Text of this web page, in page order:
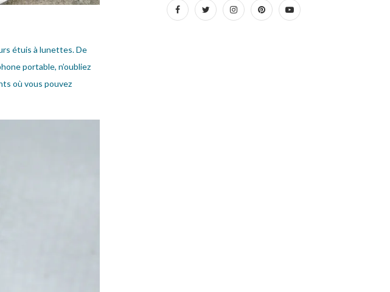
étuis à lunettes. De
portable, n’oubliez
où vous pouvez